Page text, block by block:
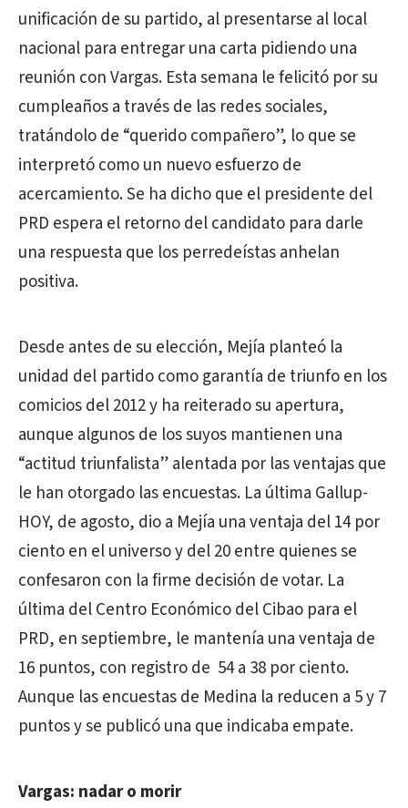
unificación de su partido, al presentarse al local
nacional para entregar una carta pidiendo una
reunión con Vargas. Esta semana le felicitó por su
cumpleaños a través de las redes sociales,
tratándolo de “querido compañero”, lo que se
interpretó como un nuevo esfuerzo de
acercamiento. Se ha dicho que el presidente del
PRD espera el retorno del candidato para darle
una respuesta que los perredeístas anhelan
positiva.
Desde antes de su elección, Mejía planteó la
unidad del partido como garantía de triunfo en los
comicios del 2012 y ha reiterado su apertura,
aunque algunos de los suyos mantienen una
“actitud triunfalista” alentada por las ventajas que
le han otorgado las encuestas. La última Gallup-
HOY, de agosto, dio a Mejía una ventaja del 14 por
ciento en el universo y del 20 entre quienes se
confesaron con la firme decisión de votar. La
última del Centro Económico del Cibao para el
PRD, en septiembre, le mantenía una ventaja de
16 puntos, con registro de 54 a 38 por ciento.
Aunque las encuestas de Medina la reducen a 5 y 7
puntos y se publicó una que indicaba empate.
Vargas: nadar o morir